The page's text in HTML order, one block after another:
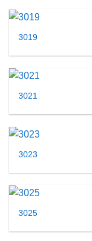
3019
3021
3023
3025